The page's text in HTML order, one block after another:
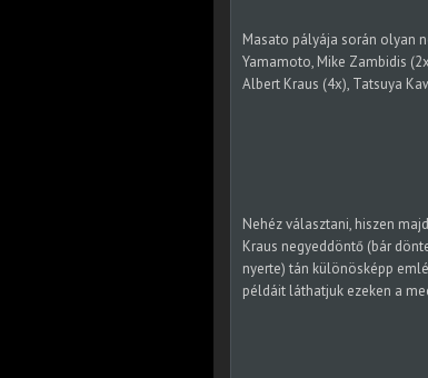
Masato pályája során olyan
Yamamoto, Mike Zambidis
Albert Kraus (4x), Tatsuya
Nehéz választani, hiszen
Kraus negyeddöntő (bár
nyerte) tán különösképp
példáit láthatjuk ezeken a